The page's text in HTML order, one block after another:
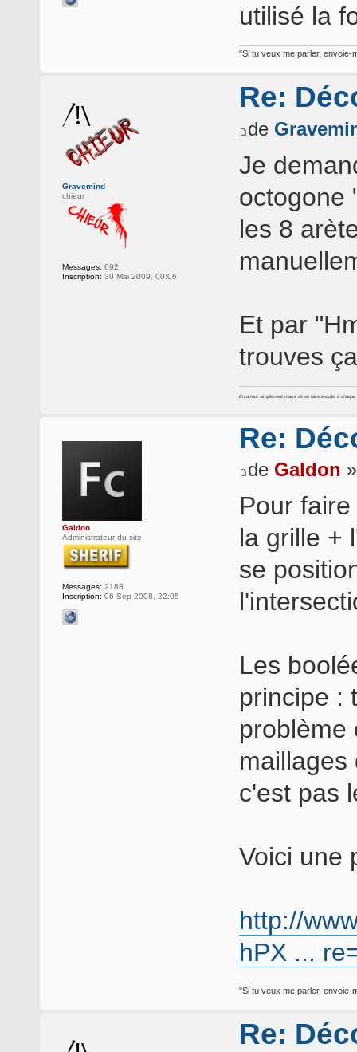
utilisé la
"Si tu veux me parler, envoie-
Gravemind
chieur
Messages: 692
Inscription: 30 Mai 2009, 00:06
Re:
de
Je
octogone
les 8
Et par
trouves
En a tout simplement marre de se faire enculer à
Galdon
Administrateur du site
Messages: 2188
Inscription: 06 Sep 2008, 22:05
Re:
de Galdon
Pour
la grille +
se
Les
principe :
problème
maillages
c'est pas
Voici une
http://
hPX ...
"Si tu veux me parler, envoie-
Re: